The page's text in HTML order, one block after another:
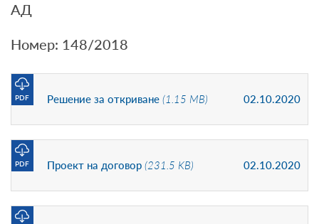
АД
Номер: 148/2018
Решение за откриване (1.15 MB) 02.10.2020
PDF
Проект на договор (231.5 KB) 02.10.2020
PDF